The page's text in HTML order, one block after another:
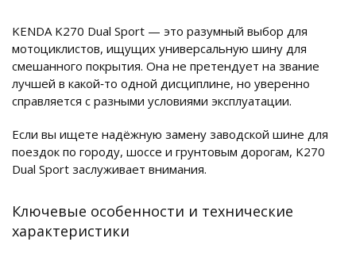
KENDA K270 Dual Sport — это разумный выбор для
мотоциклистов, ищущих универсальную шину для
смешанного покрытия. Она не претендует на звание
лучшей в какой‑то одной дисциплине, но уверенно
справляется с разными условиями эксплуатации.
Если вы ищете надёжную замену заводской шине для
поездок по городу, шоссе и грунтовым дорогам, K270
Dual Sport заслуживает внимания.
Ключевые особенности и технические
характеристики